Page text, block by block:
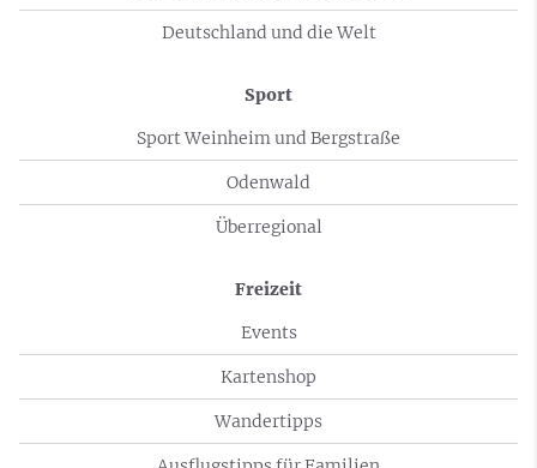
Deutschland und die Welt
Sport
Sport Weinheim und Bergstraße
Odenwald
Überregional
Freizeit
Events
Kartenshop
Wandertipps